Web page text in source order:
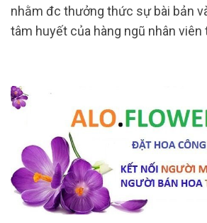
nhằm đc thưởng thức sự bài bản
tâm huyết của hàng ngũ nhân viên